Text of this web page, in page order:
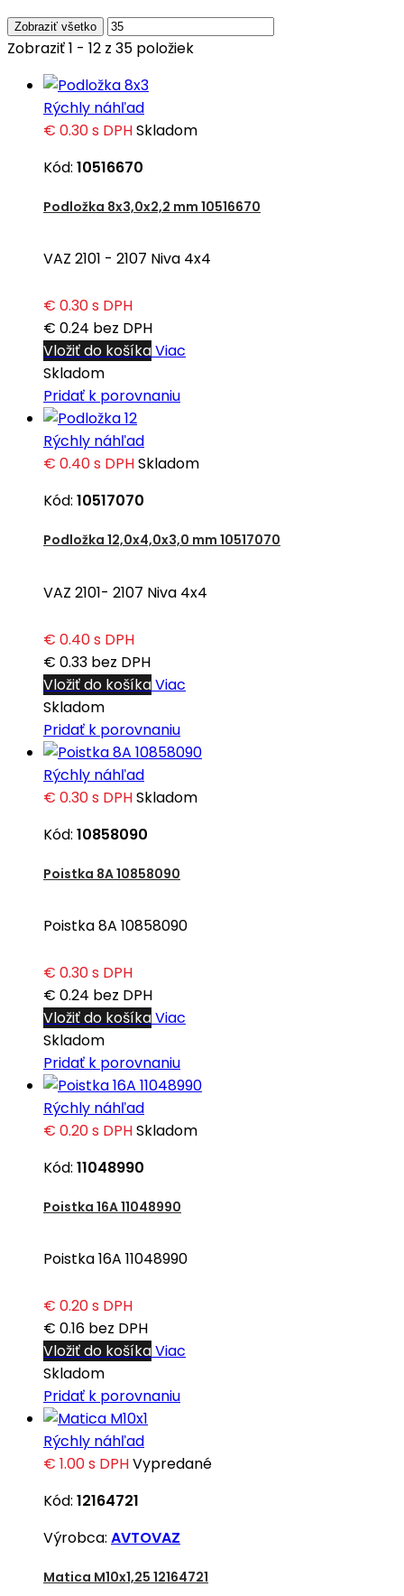
Zobraziť všetko
Zobraziť 1 - 12 z 35 položiek
Rýchly náhľad
€ 0.30s DPHSkladom
Kód: 10516670
Podložka 8x3,0x2,2 mm 10516670
VAZ 2101 - 2107 Niva 4x4
€ 0.30s DPH
€ 0.24 bez DPH
Vložiť do košíkaViac
Skladom
Pridať k porovnaniu
Rýchly náhľad
€ 0.40s DPHSkladom
Kód: 10517070
Podložka 12,0x4,0x3,0 mm 10517070
VAZ 2101- 2107 Niva 4x4
€ 0.40s DPH
€ 0.33 bez DPH
Vložiť do košíkaViac
Skladom
Pridať k porovnaniu
Rýchly náhľad
€ 0.30s DPHSkladom
Kód: 10858090
Poistka 8A 10858090
Poistka 8A 10858090
€ 0.30s DPH
€ 0.24 bez DPH
Vložiť do košíkaViac
Skladom
Pridať k porovnaniu
Rýchly náhľad
€ 0.20s DPHSkladom
Kód: 11048990
Poistka 16A 11048990
Poistka 16A 11048990
€ 0.20s DPH
€ 0.16 bez DPH
Vložiť do košíkaViac
Skladom
Pridať k porovnaniu
Rýchly náhľad
€ 1.00s DPHVypredané
Kód: 12164721
Výrobca: AVTOVAZ
Matica M10x1,25 12164721